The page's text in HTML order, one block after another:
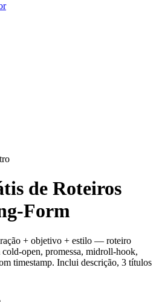
de Roteiros
Form
+ objetivo + estilo — roteiro
open, promessa, midroll-hook,
timestamp. Inclui descrição, 3 títulos